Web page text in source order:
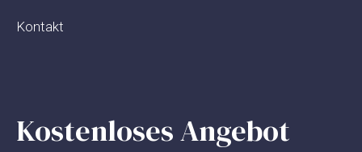
Kontakt
Kostenloses Angebot